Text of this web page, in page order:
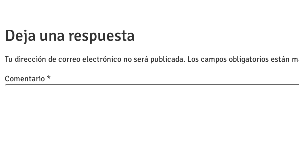
Deja una respuesta
Tu dirección de correo electrónico no será publicada. Los campos obligatorios están
Comentario *